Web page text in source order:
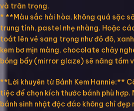
và trân trọng.
* **Màu sắc hài hòa, không quá sặc
trung tính, pastel nhẹ nhàng. Hoặc
toát lên vẻ sang trọng như đỏ đô,
kem bơ mịn màng, chocolate chảy
bóng bẩy (mirror glaze) sẽ nâng tầm
**Lời khuyên từ Bánh Kem Hannie:**
tiệc để chọn kích thước bánh phù
bánh sinh nhật độc đáo không chỉ đẹp